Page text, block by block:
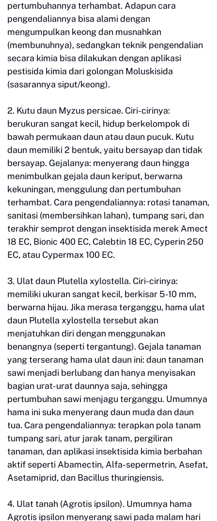
pertumbuhannya terhambat. Adapun cara
pengendaliannya bisa alami dengan
mengumpulkan keong dan musnahkan
(membunuhnya), sedangkan teknik pengendalian
secara kimia bisa dilakukan dengan aplikasi
pestisida kimia dari golongan Moluskisida
(sasarannya siput/keong).
2. Kutu daun Myzus persicae. Ciri-cirinya:
berukuran sangat kecil, hidup berkelompok di
bawah permukaan daun atau daun pucuk. Kutu
daun memiliki 2 bentuk, yaitu bersayap dan tidak
bersayap. Gejalanya: menyerang daun hingga
menimbulkan gejala daun keriput, berwarna
kekuningan, menggulung dan pertumbuhan
terhambat. Cara pengendaliannya: rotasi tanaman,
sanitasi (membersihkan lahan), tumpang sari, dan
terakhir semprot dengan insektisida merek Amect
18 EC, Bionic 400 EC, Calebtin 18 EC, Cyperin 250
EC, atau Cypermax 100 EC.
3. Ulat daun Plutella xylostella. Ciri-cirinya:
memiliki ukuran sangat kecil, berkisar 5-10 mm,
berwarna hijau. Jika merasa terganggu, hama ulat
daun Plutella xylostella tersebut akan
menjatuhkan diri dengan menggunakan
benangnya (seperti tergantung). Gejala tanaman
yang terserang hama ulat daun ini: daun tanaman
sawi menjadi berlubang dan hanya menyisakan
bagian urat-urat daunnya saja, sehingga
pertumbuhan sawi menjagu terganggu. Umumnya
hama ini suka menyerang daun muda dan daun
tua. Cara pengendaliannya: terapkan pola tanam
tumpang sari, atur jarak tanam, pergiliran
tanaman, dan aplikasi insektisida kimia berbahan
aktif seperti Abamectin, Alfa-sepermetrin, Asefat,
Asetamiprid, dan Bacillus thuringiensis.
4. Ulat tanah (Agrotis ipsilon). Umumnya hama
Agrotis ipsilon menyerang sawi pada malam hari